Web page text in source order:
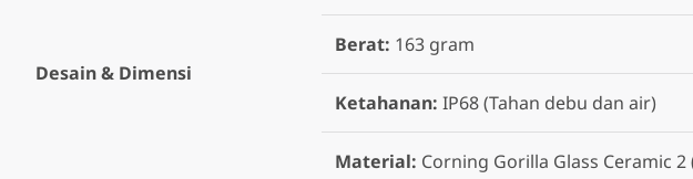
Desain & Dimensi
Berat: 163 gram
Ketahanan: IP68 (Tahan debu dan air)
Material: Corning Gorilla Glass Ceramic